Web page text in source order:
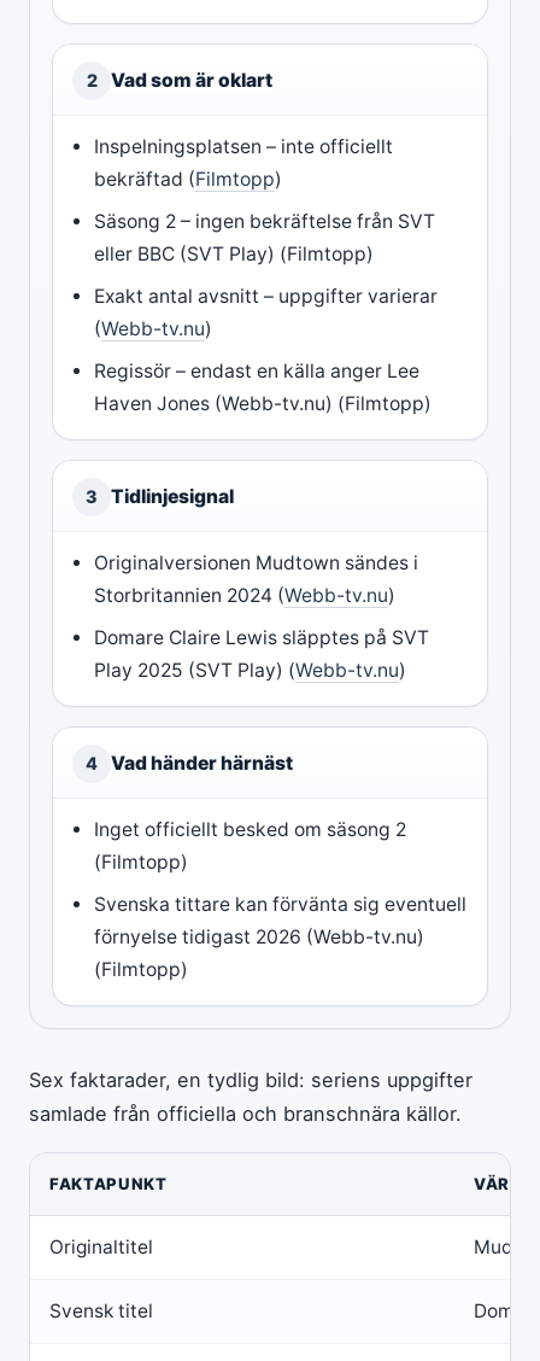
2 Vad som är oklart
Inspelningsplatsen – inte officiellt
bekräftad (Filmtopp)
Säsong 2 – ingen bekräftelse från SVT
eller BBC (SVT Play) (Filmtopp)
Exakt antal avsnitt – uppgifter varierar
(Webb-tv.nu)
Regissör – endast en källa anger Lee
Haven Jones (Webb-tv.nu) (Filmtopp)
3 Tidlinjesignal
Originalversionen Mudtown sändes i
Storbritannien 2024 (Webb-tv.nu)
Domare Claire Lewis släpptes på SVT
Play 2025 (SVT Play) (Webb-tv.nu)
4 Vad händer härnäst
Inget officiellt besked om säsong 2
(Filmtopp)
Svenska tittare kan förvänta sig eventuell
förnyelse tidigast 2026 (Webb-tv.nu)
(Filmtopp)
Sex faktarader, en tydlig bild: seriens uppgifter
samlade från officiella och branschnära källor.
FAKTAPUNKT VÄRDE
Originaltitel
Svensk titel